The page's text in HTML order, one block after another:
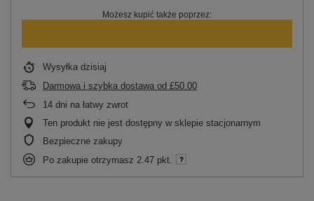
Możesz kupić także poprzez:
Wysyłka dzisiaj
Darmowa i szybka dostawa od £50.00
14 dni na łatwy zwrot
Ten produkt nie jest dostępny w sklepie stacjonarnym
Bezpieczne zakupy
Po zakupie otrzymasz 2.47 pkt.